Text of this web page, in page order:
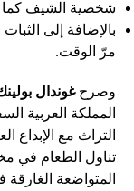
شخصية الشيف كما
بالإضافة إلى
مرّ الوقت.
وصرحغوندال
المملكة العربية
التراث مع
تناول الطعام في
المتواضعة